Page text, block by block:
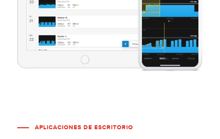
APLICACIONES DE ESCRITORIO